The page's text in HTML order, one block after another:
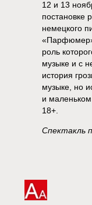
12 и 13
постановке
немецкого
роль
музыке и с
история
музыке, но
и
18+.
Спектакль